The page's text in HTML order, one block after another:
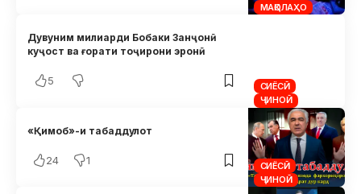
МАҚОЛАҲО
СИЁСӢ
ҶИНОӢ
Дувуним милиарди Бобаки Занҷонӣ
куҷост ва ғорати тоҷирони эронӣ
5
СИЁСӢ
ҶИНОӢ
«Қимоб»-и табаддулот
24 1